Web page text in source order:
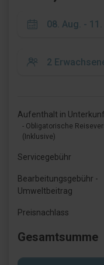
Aufenthalt in
- Obligatorische
(Inklusive)
Servicegebühr
Bearbeitungsgebühr -
Umweltbeitrag
Preisnachlass
Gesamtsumme